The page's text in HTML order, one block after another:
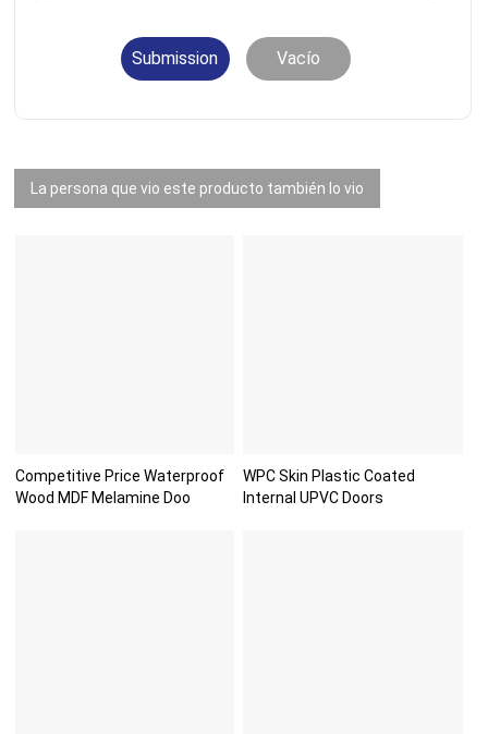
Submission Vacío
La persona que vio este producto también lo vio
Competitive Price Waterproof
Wood MDF Melamine Doo
WPC Skin Plastic Coated
Internal UPVC Doors